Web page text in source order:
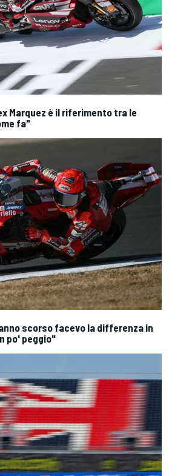
Marquez è il riferimento tra le
fa"
scorso facevo la differenza in
po' peggio"